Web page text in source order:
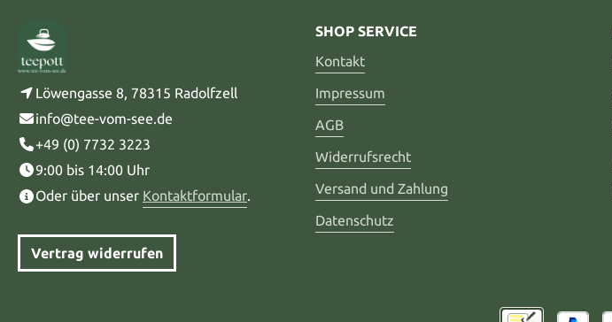
Löwengasse 8, 78315 Radolfzell
info@tee-vom-see.de
+49 (0) 7732 3223
9:00 bis 14:00 Uhr
Oder über unser Kontaktformular.
Vertrag widerrufen
SHOP SERVICE
Kontakt
Impressum
AGB
Widerrufsrecht
Versand und Zahlung
Datenschutz